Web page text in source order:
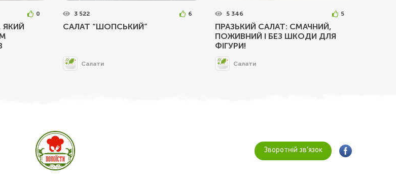
0
ЯКИЙ
3 522 6
САЛАТ “ШОПСЬКИЙ”
Салати
5 346 5
ПРАЗЬКИЙ САЛАТ: СМАЧНИЙ,
ПОЖИВНИЙ І БЕЗ ШКОДИ ДЛЯ
ФІГУРИ!
Салати
Зворотній зв’язок